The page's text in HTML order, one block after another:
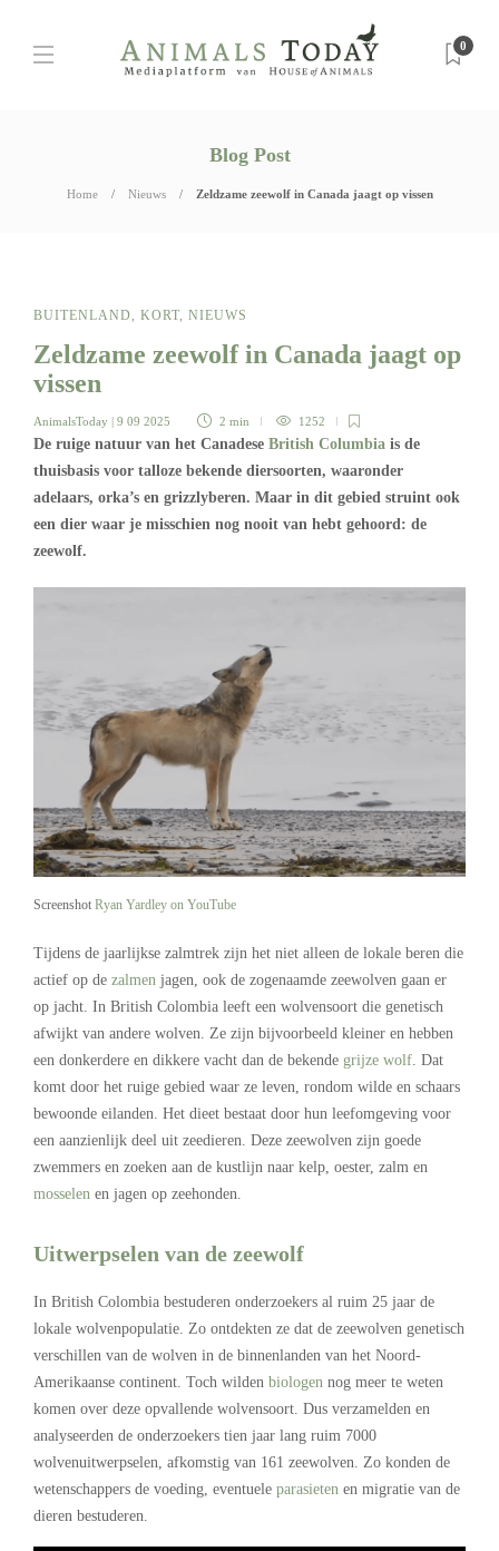
0
Blog Post
Home Nieuws Zeldzame zeewolf in Canada jaagt op vissen
BUITENLAND, KORT, NIEUWS
Zeldzame zeewolf in Canada jaagt op
vissen
AnimalsToday | 9 09 2025 2 min 1252
De ruige natuur van het Canadese British Columbia is de
thuisbasis voor talloze bekende diersoorten, waaronder
adelaars, orka’s en grizzlyberen. Maar in dit gebied struint ook
een dier waar je misschien nog nooit van hebt gehoord: de
zeewolf.
Screenshot Ryan Yardley on YouTube
Tijdens de jaarlijkse zalmtrek zijn het niet alleen de lokale beren die
actief op de zalmen jagen, ook de zogenaamde zeewolven gaan er
op jacht. In British Colombia leeft een wolvensoort die genetisch
afwijkt van andere wolven. Ze zijn bijvoorbeeld kleiner en hebben
een donkerdere en dikkere vacht dan de bekende grijze wolf. Dat
komt door het ruige gebied waar ze leven, rondom wilde en schaars
bewoonde eilanden. Het dieet bestaat door hun leefomgeving voor
een aanzienlijk deel uit zeedieren. Deze zeewolven zijn goede
zwemmers en zoeken aan de kustlijn naar kelp, oester, zalm en
mosselen en jagen op zeehonden.
Uitwerpselen van de zeewolf
In British Colombia bestuderen onderzoekers al ruim 25 jaar de
lokale wolvenpopulatie. Zo ontdekten ze dat de zeewolven genetisch
verschillen van de wolven in de binnenlanden van het Noord-
Amerikaanse continent. Toch wilden biologen nog meer te weten
komen over deze opvallende wolvensoort. Dus verzamelden en
analyseerden de onderzoekers tien jaar lang ruim 7000
wolvenuitwerpselen, afkomstig van 161 zeewolven. Zo konden de
wetenschappers de voeding, eventuele parasieten en migratie van de
dieren bestuderen.